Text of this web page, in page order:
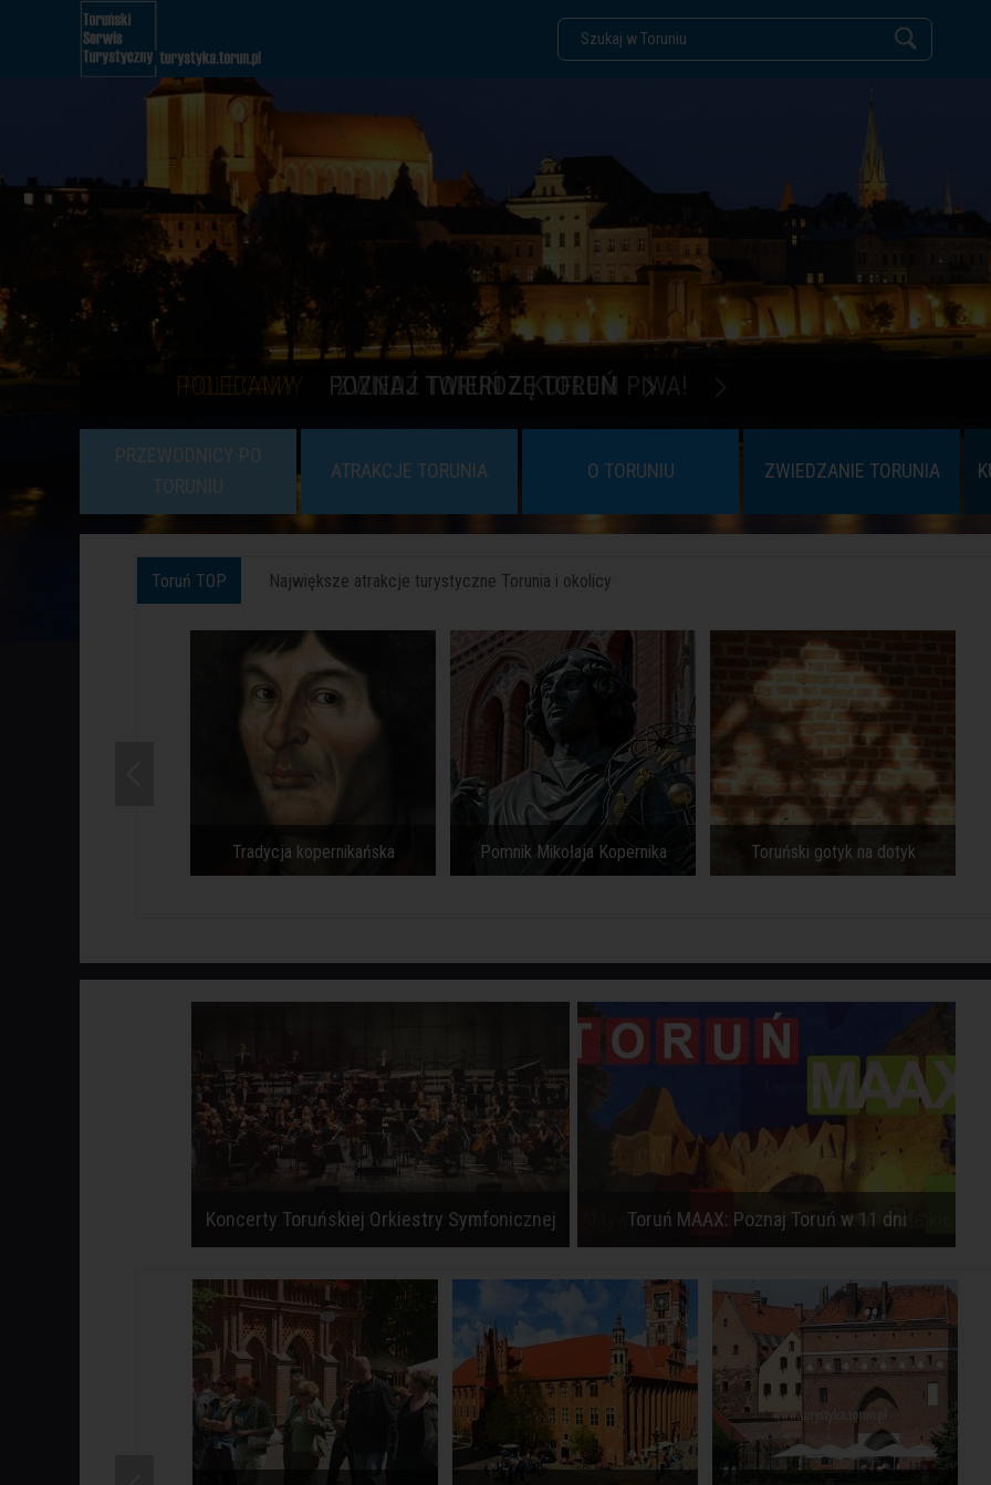
POLECAMY POZNAJ TWIERDZĘ TORUŃ
PRZEWODNICY PO
TORUNIU
ATRAKCJE TORUNIA O TORUNIU ZWIEDZANIE TORUNIA
Toruń TOP Największe atrakcje turystyczne Torunia i okolicy
Pomnik Mikołaja Kopernika Toruński gotyk na dotyk Ratusz Staromiejski
Zima w Teatrze Muzycznym Aktywne zwiedzanie: Legendy i fakty toruńskie